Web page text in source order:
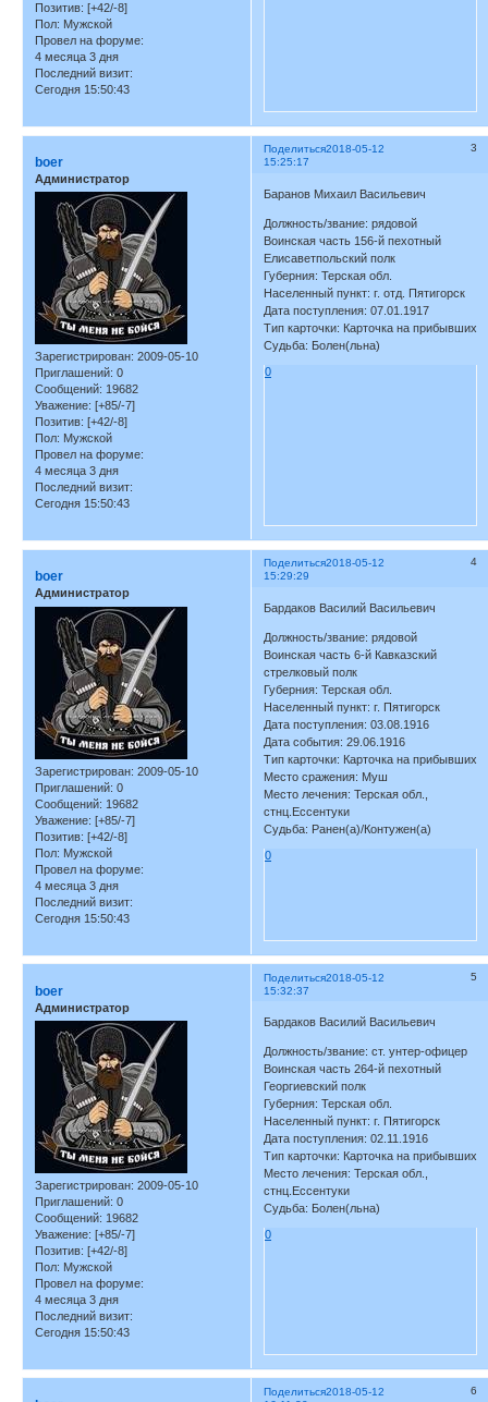
Позитив: [+42/-8]
Пол: Мужской
Провел на форуме:
4 месяца 3 дня
Последний визит:
Сегодня 15:50:43
Поделиться 3
2018-05-12
15:25:17
boer
Администратор
Зарегистрирован: 2009-05-10
Приглашений: 0
Сообщений: 19682
Уважение: [+85/-7]
Позитив: [+42/-8]
Пол: Мужской
Провел на форуме:
4 месяца 3 дня
Последний визит:
Сегодня 15:50:43
Баранов Михаил Васильевич
Должность/звание: рядовой
Воинская часть 156-й пехотный
Елисаветпольский полк
Губерния: Терская обл.
Населенный пункт: г. отд. Пятигорск
Дата поступления: 07.01.1917
Тип карточки: Карточка на прибывших
Судьба: Болен(льна)
0
Поделиться 4
2018-05-12
15:29:29
boer
Администратор
Зарегистрирован: 2009-05-10
Приглашений: 0
Сообщений: 19682
Уважение: [+85/-7]
Позитив: [+42/-8]
Пол: Мужской
Провел на форуме:
4 месяца 3 дня
Последний визит:
Сегодня 15:50:43
Бардаков Василий Васильевич
Должность/звание: рядовой
Воинская часть 6-й Кавказский
стрелковый полк
Губерния: Терская обл.
Населенный пункт: г. Пятигорск
Дата поступления: 03.08.1916
Дата события: 29.06.1916
Тип карточки: Карточка на прибывших
Место сражения: Муш
Место лечения: Терская обл.,
стнц.Ессентуки
Судьба: Ранен(а)/Контужен(а)
0
Поделиться 5
2018-05-12
15:32:37
boer
Администратор
Зарегистрирован: 2009-05-10
Приглашений: 0
Сообщений: 19682
Уважение: [+85/-7]
Позитив: [+42/-8]
Пол: Мужской
Провел на форуме:
4 месяца 3 дня
Последний визит:
Сегодня 15:50:43
Бардаков Василий Васильевич
Должность/звание: ст. унтер-офицер
Воинская часть 264-й пехотный
Георгиевский полк
Губерния: Терская обл.
Населенный пункт: г. Пятигорск
Дата поступления: 02.11.1916
Тип карточки: Карточка на прибывших
Место лечения: Терская обл.,
стнц.Ессентуки
Судьба: Болен(льна)
0
Поделиться 6
2018-05-12